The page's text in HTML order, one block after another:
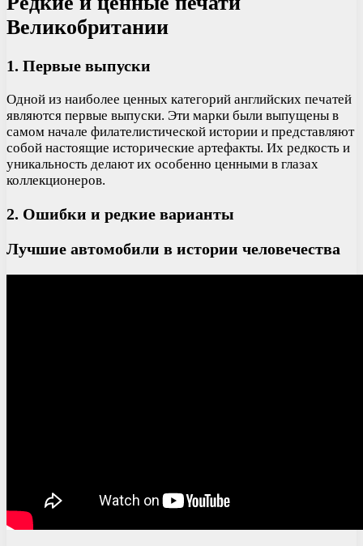
Великобритании
1. Первые выпуски
Одной из наиболее ценных категорий английских печатей
являются первые выпуски. Эти марки были выпущены в
самом начале филателистической истории и представляют
собой настоящие исторические артефакты. Их редкость и
уникальность делают их особенно ценными в глазах
коллекционеров.
2. Ошибки и редкие варианты
Лучшие автомобили в истории человечества